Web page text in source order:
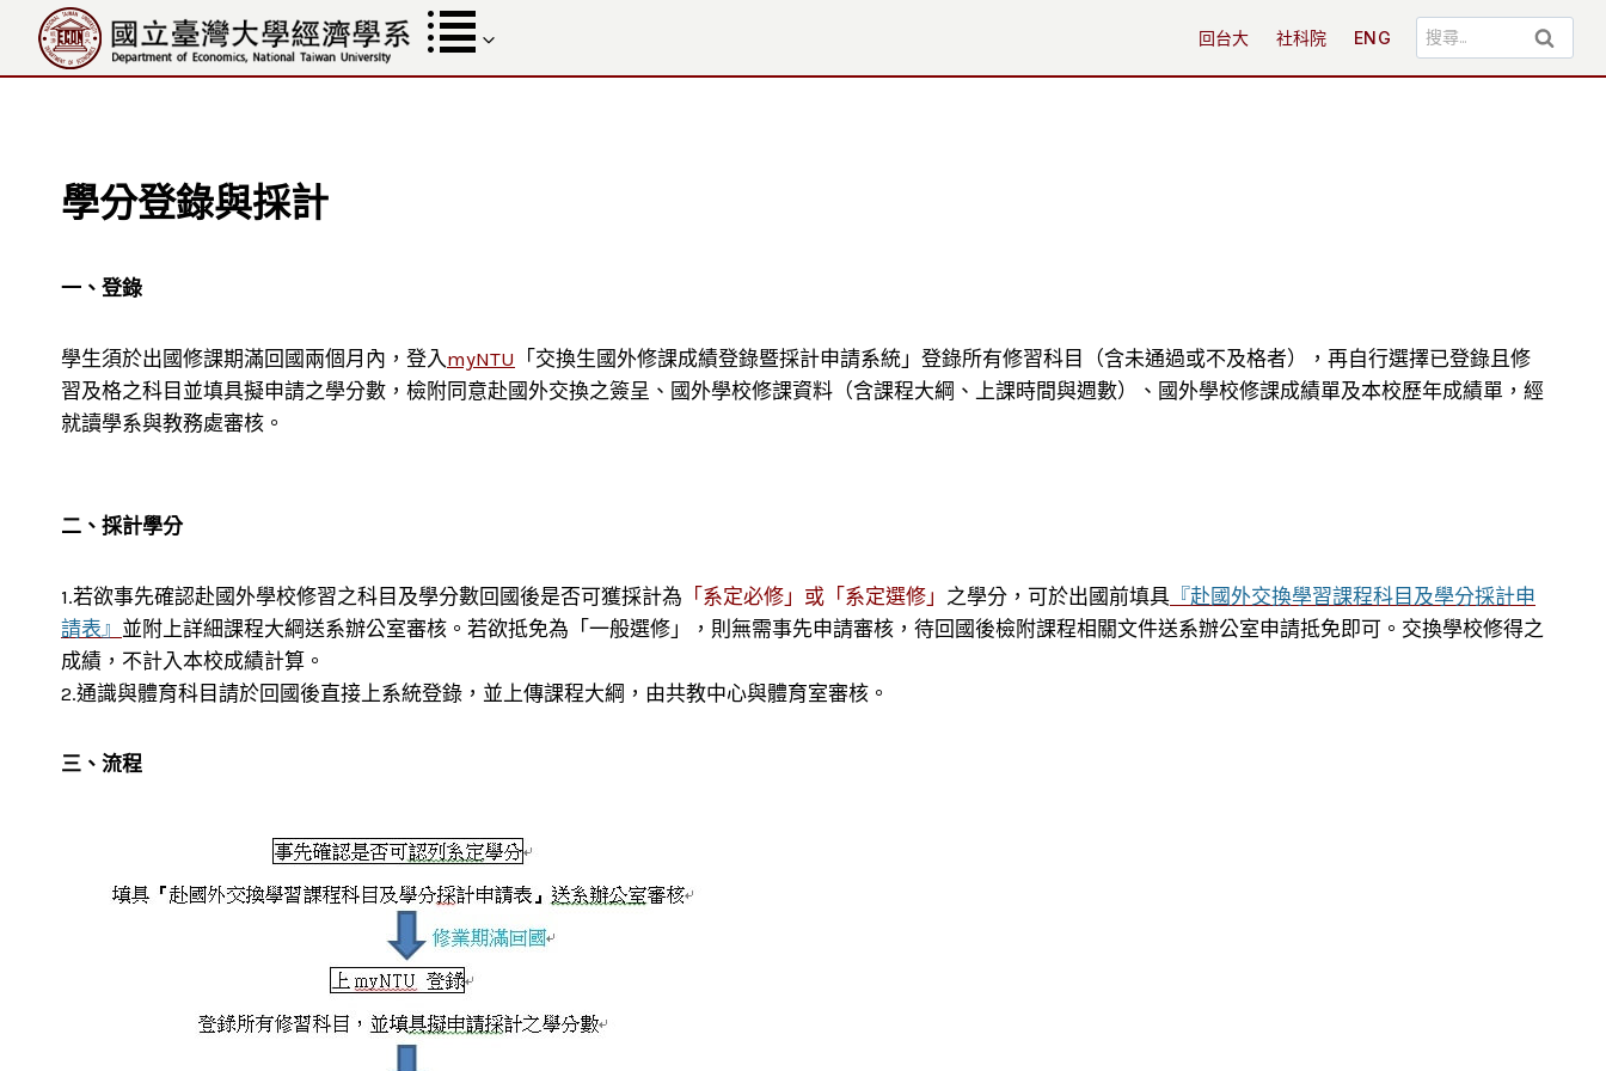
內
回台大 社科院 ENG
搜
尋
學分登錄與採計
一、登錄
學生須於出國修課期滿回國兩個月內，登入myNTU 「交換生國外修課成績登錄暨採計申請系統」登錄所有修習科目（含未通過或不及格者），再自行選擇已登錄且修
習及格之科目並填具擬申請之學分數，檢附同意赴國外交換之簽呈、國外學校修課資料（含課程大綱、上課時間與週數）、國外學校修課成績單及本校歷年成績單，經
就讀學系與教務處審核。
二、採計學分
1.若欲事先確認赴國外學校修習之科目及學分數回國後是否可獲採計為 「系定必修」或「系定選修」 之學分，可於出國前填具 『赴國外交換學習課程科目及學分採計申
請表』 並附上詳細課程大綱送系辦公室審核。若欲抵免為「一般選修」，則無需事先申請審核，待回國後檢附課程相關文件送系辦公室申請抵免即可。交換學校修得之
成績，不計入本校成績計算。
2.通識與體育科目請於回國後直接上系統登錄，並上傳課程大綱，由共教中心與體育室審核。
三、流程